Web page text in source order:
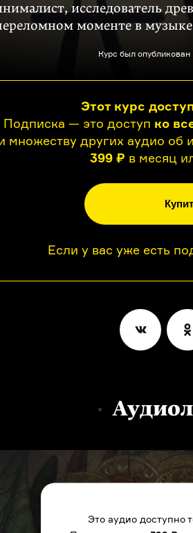
исследователь
моменте в
Курс был опубликован
Этот курс
Подписка — это доступ ко
множеству других аудио об
399 ₽ в месяц
Если у вас уже есть
Это аудио доступно